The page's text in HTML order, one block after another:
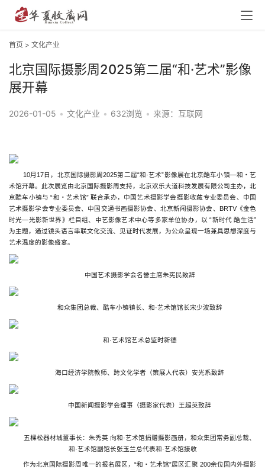
首页 > 文化产业
北京国际摄影周2025第二届“和·艺术”影像
展开幕
2026-01-05 • 文化产业 • 632浏览 • 来源：互联网
10月17日，北京国际摄影周2025第二届“和·艺术”影像展在北京酷车小镇—和・艺
术馆开幕。此次展览由北京国际摄影周支持，北京欢乐大道科技发展有限公司主办，北
京酷车小镇与 “和・艺术馆” 联合承办，中国艺术摄影学会摄影收藏专业委员会、中国
艺术摄影学会专业委员会、中国交通书画摄影协会、北京新闻摄影协会、BRTV《金色
时光—光影新世界》栏目组、中艺影像艺术中心等多家单位协办，以 “新时代 酷生活”
为主题，通过镜头语言串联文化交流、见证时代发展，为公众呈现一场兼具思想深度与
艺术温度的影像盛宴。
中国艺术摄影学会名誉主席朱宪民致辞
和众集团总裁、酷车小镇镇长、和·艺术馆馆长宋少波致辞
和·艺术馆艺术总监时新德
海口经济学院教师、跨文化学者（策展人代表）安光系致辞
中国新闻摄影学会理事（摄影家代表）王超英致辞
五棵松器材城董事长：朱秀英 向和·艺术馆捐赠摄影画册，和众集团常务副总裁、
和·艺术馆副馆长张玉兰总代表和·艺术馆接收
作为北京国际摄影周唯一的报名展区，“和・艺术馆”展区汇聚 200余位国内外摄影